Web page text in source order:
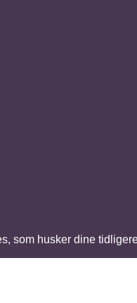
som husker dine